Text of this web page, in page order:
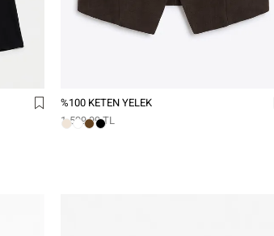
%100 KETEN YELEK
1.599,99 TL